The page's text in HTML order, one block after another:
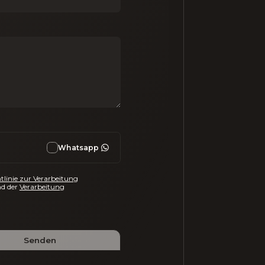
Whatsapp
zur Verarbeitung
der Verarbeitung
Senden